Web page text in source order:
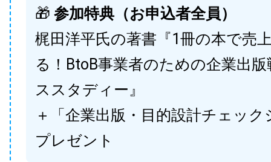
🎁 参加特典（お申込者全員）
梶田洋平氏の著書『1冊の本で売
る！BtoB事業者のための企業出
ススタディー』
＋「企業出版・目的設計チェック
プレゼント